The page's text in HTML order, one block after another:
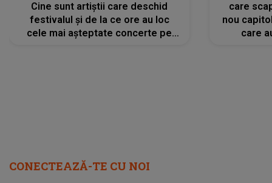
Cine sunt artiștii care deschid
festivalul și de la ce ore au loc
cele mai așteptate concerte pe
care
nou
care
CONECTEAZĂ-TE CU NOI